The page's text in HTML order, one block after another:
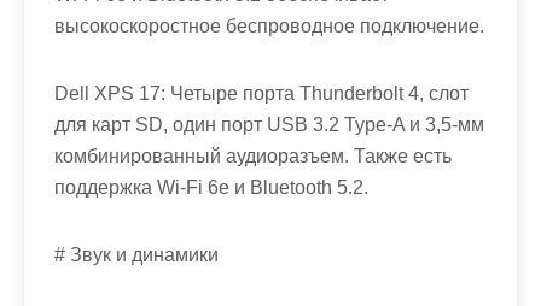
высокоскоростное беспроводное подключение.
Dell XPS 17: Четыре порта Thunderbolt 4, слот
для карт SD, один порт USB 3.2 Type-A и 3,5-мм
комбинированный аудиоразъем. Также есть
поддержка Wi-Fi 6e и Bluetooth 5.2.
# Звук и динамики